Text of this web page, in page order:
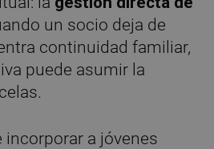
un socio deja de
continuidad familiar,
puede asumir la
a jóvenes